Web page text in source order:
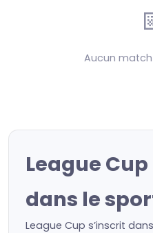
Aucun
League
dans le
League Cup s’inscrit